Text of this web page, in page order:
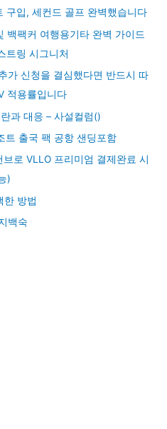
구입, 세컨드 골프 완벽했습니다
백팩커 여행용기타 완벽 가이드
트링 시그니처
가 신청을 결심했다면 반드시 따
적용률입니다
과 대응 – 사설컬럼()
트 출국 팩 공항 샌딩포함
로 VLLO 프리미엄 결제완료 시
)
한 방법
백숙